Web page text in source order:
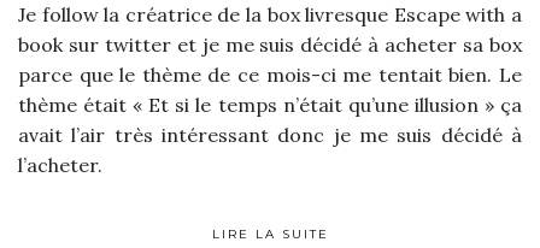
Je follow la créatrice de la box livresque Escape with a
book sur twitter et je me suis décidé à acheter sa box
parce que le thème de ce mois-ci me tentait bien. Le
thème était « Et si le temps n’était qu’une illusion » ça
avait l’air très intéressant donc je me suis décidé à
l’acheter.
LIRE LA SUITE